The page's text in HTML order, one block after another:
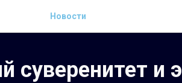
Новости
суверенитет и